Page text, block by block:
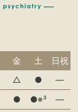
金 土
日祝
△ ●
―
● ●※³ ―